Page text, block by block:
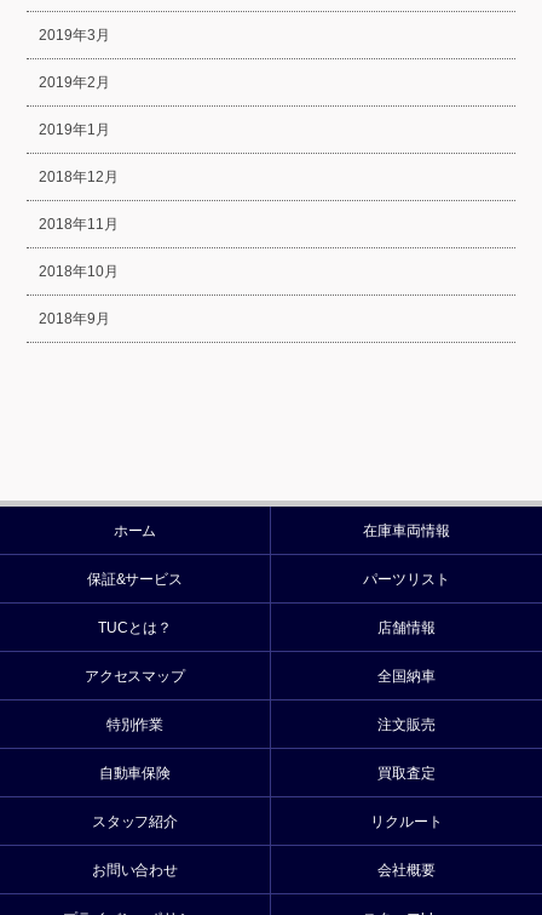
2019年3月
2019年2月
2019年1月
2018年12月
2018年11月
2018年10月
2018年9月
ホーム 在庫車両情報
保証&サービス パーツリスト
TUCとは？ 店舗情報
アクセスマップ 全国納車
特別作業 注文販売
自動車保険 買取査定
スタッフ紹介 リクルート
お問い合わせ 会社概要